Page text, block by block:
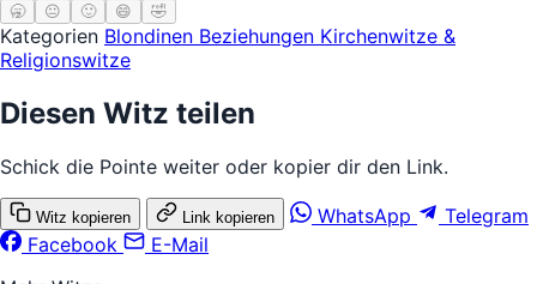
🥱 😐 🙂 😄 🤣
Kategorien Blondinen Beziehungen Kirchenwitze &
Religionswitze
Diesen Witz teilen
Schick die Pointe weiter oder kopier dir den Link.
Witz kopieren Link kopieren WhatsApp
Telegram
Facebook
E-Mail